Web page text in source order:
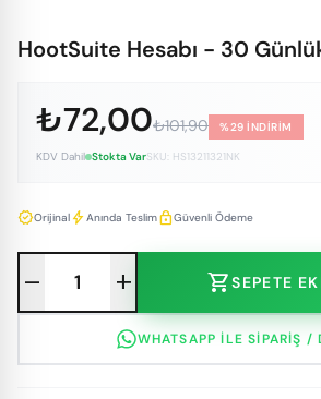
HootSuite Hesabı - 30
₺72,00₺101,90 %29 İNDİRİM
KDV Dahil Stokta VarSKU: HS13211321NK
verifiedOrijinal boltAnında TeslimlockGüvenli Ödeme
remove add shopping_cartSEPETE
WHATSAPP ILE SIPARIŞ /